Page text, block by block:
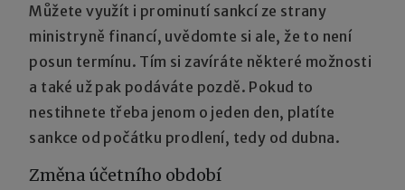
Můžete využít i prominutí sankcí ze strany
ministryně financí, uvědomte si ale, že to není
posun termínu. Tím si zavíráte některé možnosti
a také už pak podáváte pozdě. Pokud to
nestihnete třeba jenom o jeden den, platíte
sankce od počátku prodlení, tedy od dubna.
Změna účetního období